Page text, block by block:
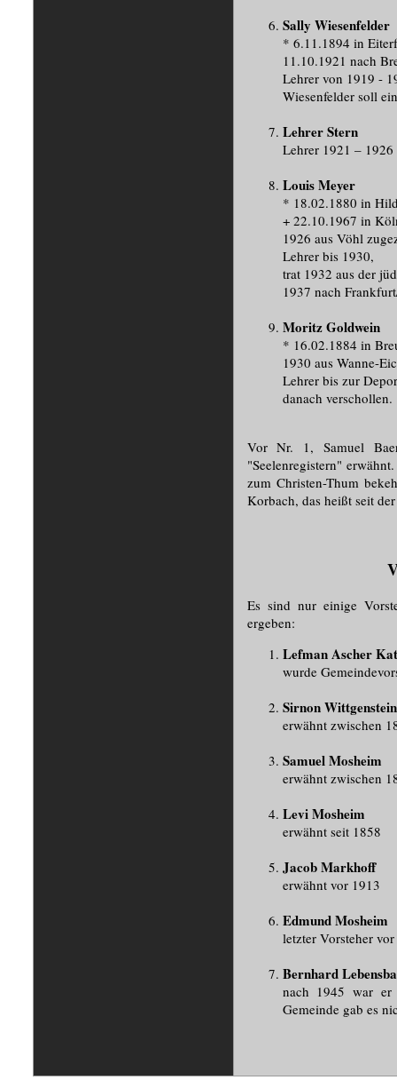
Sally Wiesenfelder
* 6.11.1894 in
11.10.1921 nach
Lehrer von 1919 -
Wiesenfelder soll
Lehrer Stern
Lehrer 1921 – 1926
Louis Meyer
* 18.02.1880 in
+ 22.10.1967 in
1926 aus Vöhl
Lehrer bis 1930,
trat 1932 aus der
1937 nach
Moritz Goldwein
* 16.02.1884 in
1930 aus Wanne-
Lehrer bis zur
danach verschollen.
Vor Nr. 1, Samuel
"Seelenregistern"
zum Christen-Thum
Korbach, das heißt seit
Es sind nur einige
ergeben:
Lefman Ascher
wurde
Sirnon Wittgenstein
erwähnt zwischen
Samuel Mosheim
erwähnt zwischen
Levi Mosheim
erwähnt seit 1858
Jacob Markhoff
erwähnt vor 1913
Edmund Mosheim
letzter Vorsteher
Bernhard
nach 1945 war er
Gemeinde gab es